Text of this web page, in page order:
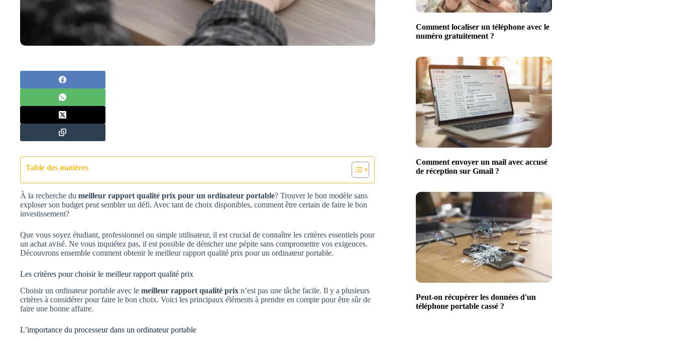
Table des matières
À la recherche du meilleur rapport qualité prix pour un ordinateur portable? Trouver le bon modèle sans
exploser son budget peut sembler un défi. Avec tant de choix disponibles, comment être certain de faire le bon
investissement?
Que vous soyez étudiant, professionnel ou simple utilisateur, il est crucial de connaître les critères essentiels pour
un achat avisé. Ne vous inquiétez pas, il est possible de dénicher une pépite sans compromettre vos exigences.
Découvrons ensemble comment obtenir le meilleur rapport qualité prix pour un ordinateur portable.
Les critères pour choisir le meilleur rapport qualité prix
Choisir un ordinateur portable avec le meilleur rapport qualité prix n’est pas une tâche facile. Il y a plusieurs
critères à considérer pour faire le bon choix. Voici les principaux éléments à prendre en compte pour être sûr de
faire une bonne affaire.
L’importance du processeur dans un ordinateur portable
Comment localiser un téléphone avec le
numéro gratuitement ?
Comment envoyer un mail avec accusé
de réception sur Gmail ?
Peut-on récupérer les données d'un
téléphone portable cassé ?